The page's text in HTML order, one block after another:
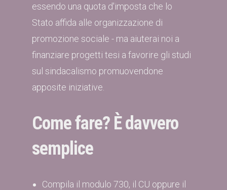
essendo una quota d'imposta che lo
Stato affida alle organizzazione di
promozione sociale - ma aiuterai noi a
finanziare progetti tesi a favorire gli studi
sul sindacalismo promuovendone
apposite iniziative.
Come fare? È davvero
semplice
Compila il modulo 730, il CU oppure il